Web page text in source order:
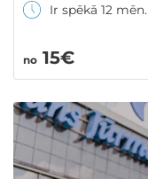
Ir spēkā 12
no 15€